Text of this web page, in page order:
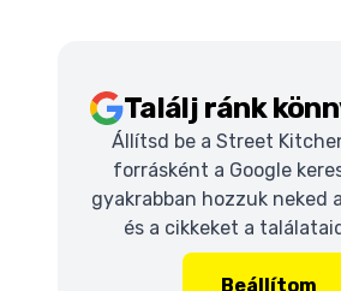
Találj ránk
Állítsd be a Street
forrásként a Google
gyakrabban hozzuk neked
és a cikkeket a
Beállítom